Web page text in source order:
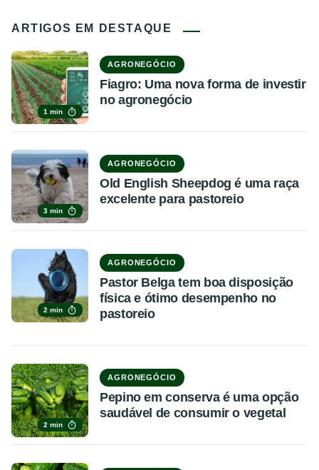
ARTIGOS EM DESTAQUE
1 min
AGRONEGÓCIO
Fiagro: Uma nova forma de investir
no agronegócio
3 min
AGRONEGÓCIO
Old English Sheepdog é uma raça
excelente para pastoreio
2 min
AGRONEGÓCIO
Pastor Belga tem boa disposição
física e ótimo desempenho no
pastoreio
2 min
AGRONEGÓCIO
Pepino em conserva é uma opção
saudável de consumir o vegetal